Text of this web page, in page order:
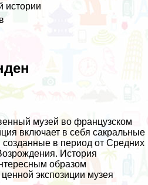
истории
музей во французском
включает в себя сакральные
созданные в период от Средних
История
образом
экспозиции музея